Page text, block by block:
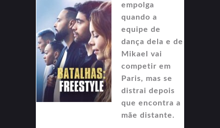
empolga
quando a
equipe de
dança dela e de
Mikael vai
competir em
Paris, mas se
distrai depois
que encontra a
mãe distante.